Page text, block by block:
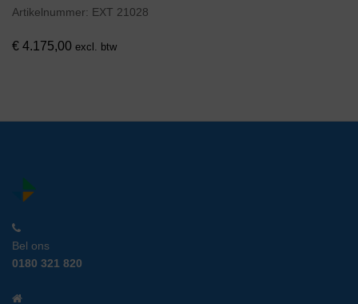
Artikelnummer: EXT 21028
€ 4.175,00 excl. btw
Bel ons
0180 321 820